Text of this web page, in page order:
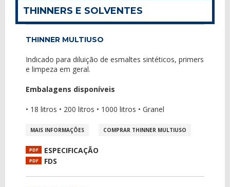
THINNERS E SOLVENTES
THINNER MULTIUSO
Indicado para diluição de esmaltes sintéticos, primers
e limpeza em geral.
Embalagens disponíveis
• 18 litros • 200 litros • 1000 litros • Granel
MAIS INFORMAÇÕES COMPRAR THINNER MULTIUSO
PDF ESPECIFICAÇÃO
PDF FDS